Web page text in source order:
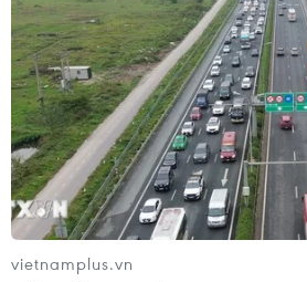
#Panama #Mexico #COVID-19
#Tử vong
#Virus Mexico
Theo dõi VietnamPlus
vietnamplus.vn